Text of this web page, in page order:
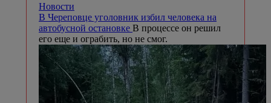
Новости
В Череповце уголовник избил человека на
автобусной остановке В процессе он решил
его еще и ограбить, но не смог.